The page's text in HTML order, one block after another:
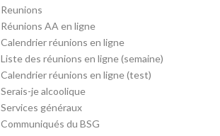
Reunions
Réunions AA en ligne
Calendrier réunions en ligne
Liste des réunions en ligne (semaine)
Calendrier réunions en ligne (test)
Serais-je alcoolique
Services généraux
Communiqués du BSG